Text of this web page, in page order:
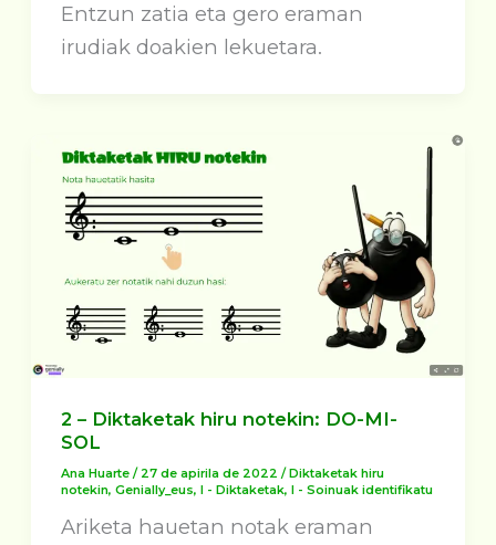
Entzun zatia eta gero eraman
irudiak doakien lekuetara.
2 – Diktaketak hiru notekin: DO-MI-
SOL
Ana Huarte/ 27 de apirila de 2022/Diktaketak hiru
notekin,Genially_eus,I - Diktaketak,I - Soinuak identifikatu
Ariketa hauetan notak eraman